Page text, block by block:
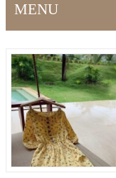
MENU
SẢN PHẨM
Đầm công sở
Đầm dự tiệc
Sản phẩm khuyến mại